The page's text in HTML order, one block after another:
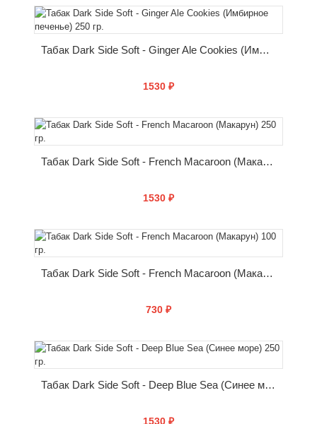
КУПИТЬ
Табак Dark Side Soft - Ginger Ale Cookies (Имбирное печенье) 250 гр.
1530 ₽
КУПИТЬ
Табак Dark Side Soft - French Macaroon (Макарун) 250 гр.
1530 ₽
КУПИТЬ
Табак Dark Side Soft - French Macaroon (Макарун) 100 гр.
730 ₽
КУПИТЬ
Табак Dark Side Soft - Deep Blue Sea (Синее море) 250 гр.
1530 ₽